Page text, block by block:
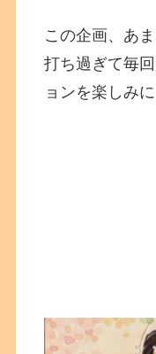
この企画、あ
打ち過ぎて毎
ョンを楽しみ